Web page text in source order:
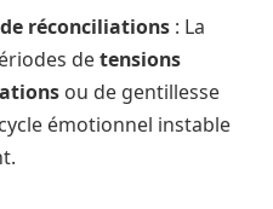
réconciliations : La
detensions
ou de gentillesse
émotionnel instable